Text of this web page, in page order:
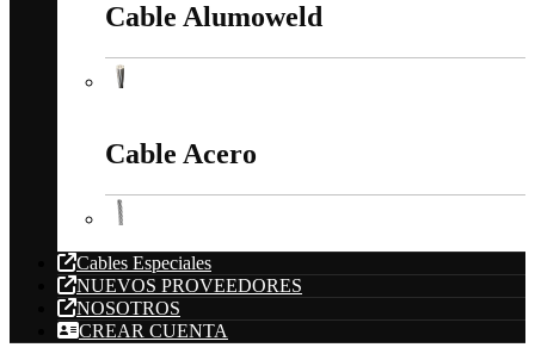
Cable Alumoweld
Cable Acero
Cables Especiales
NUEVOS PROVEEDORES
NOSOTROS
CREAR CUENTA